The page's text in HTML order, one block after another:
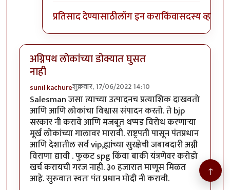
प्रतिसाद देण्यासाठीलॉग इन कराकिंवासदस्य व्हा
अग्निपथ लोकांच्या डोक्यात घुसत
नाही
sunil kachureशुक्रवार, 17/06/2022 14:10
Salesman जसा त्याच्या उत्पादनच प्रत्याशिक दाखवतो
आणि आणि लोकांचा विश्वास संपादन करतो. ते bjp
सरकार नी करावे आणि मजबूत थप्पड विरोध करणाऱ्या
मूर्ख लोकांच्या गालावर मारावी. राष्ट्रपती पासून पंतप्रधान
आणि देशातील सर्व vip,ह्यांच्या सुरक्षेची जबाबदारी अग्नी
विराणा द्यावी . फुकट spg किंवा बाकी यंत्रणेवर करोडो
खर्च करायची गरज नाही. ३० हजारात माणूस मिळत
आहे. सुरुवात स्वतः पंत प्रधान मोदी नी करावी.
↑